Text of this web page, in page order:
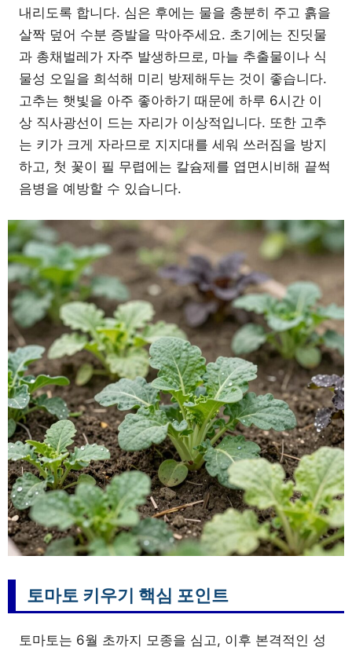
내리도록 합니다. 심은 후에는 물을 충분히 주고 흙을
살짝 덮어 수분 증발을 막아주세요. 초기에는 진딧물
과 총채벌레가 자주 발생하므로, 마늘 추출물이나 식
물성 오일을 희석해 미리 방제해두는 것이 좋습니다.
고추는 햇빛을 아주 좋아하기 때문에 하루 6시간 이
상 직사광선이 드는 자리가 이상적입니다. 또한 고추
는 키가 크게 자라므로 지지대를 세워 쓰러짐을 방지
하고, 첫 꽃이 필 무렵에는 칼슘제를 엽면시비해 끝썩
음병을 예방할 수 있습니다.
토마토 키우기 핵심 포인트
토마토는 6월 초까지 모종을 심고, 이후 본격적인 성